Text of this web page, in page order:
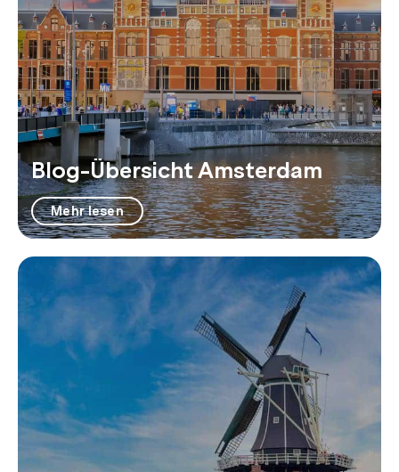
Blog-Übersicht Amsterdam
Mehr lesen